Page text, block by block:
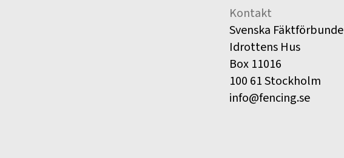
Kontakt
Svenska
Idrottens Hus
Box 11016
100 61 Stockholm
info@fencing.se